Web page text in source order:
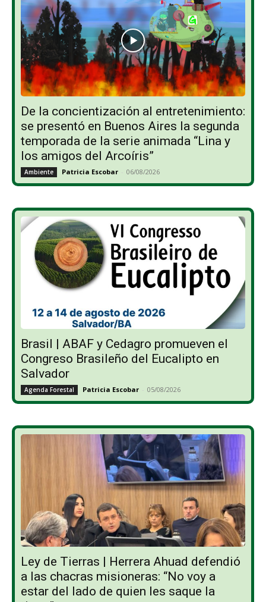
De la concientización al entretenimiento:
se presentó en Buenos Aires la segunda
temporada de la serie animada “Lina y
los amigos del Arcoíris”
Ambiente Patricia Escobar - 06/08/2026
Brasil | ABAF y Cedagro promueven el
Congreso Brasileño del Eucalipto en
Salvador
Agenda Forestal Patricia Escobar - 05/08/2026
Ley de Tierras | Herrera Ahuad defendió
a las chacras misioneras: “No voy a
estar del lado de quien les saque la